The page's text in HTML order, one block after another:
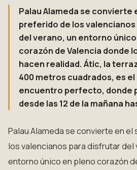
Palau Alameda se convierte
preferido de los valencianos
del verano, un entorno
corazón de Valencia donde
hacen realidad. Átic, la
400 metros cuadrados, es
encuentro perfecto, donde
desde las 12 de la mañana
Palau Alameda se convierte en el
los valencianos para disfrutar del
entorno único en pleno corazón